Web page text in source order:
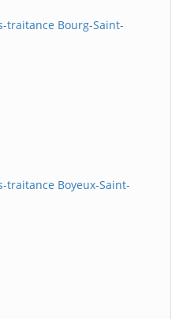
traitance Bourg-Saint-
traitance Boyeux-Saint-